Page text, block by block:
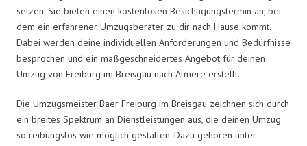
setzen. Sie bieten einen kostenlosen Besichtigungstermin an, bei
dem ein erfahrener Umzugsberater zu dir nach Hause kommt.
Dabei werden deine individuellen Anforderungen und Bedürfnisse
besprochen und ein maßgeschneidertes Angebot für deinen
Umzug von Freiburg im Breisgau nach Almere erstellt.
Die Umzugsmeister Baer Freiburg im Breisgau zeichnen sich durch
ein breites Spektrum an Dienstleistungen aus, die deinen Umzug
so reibungslos wie möglich gestalten. Dazu gehören unter